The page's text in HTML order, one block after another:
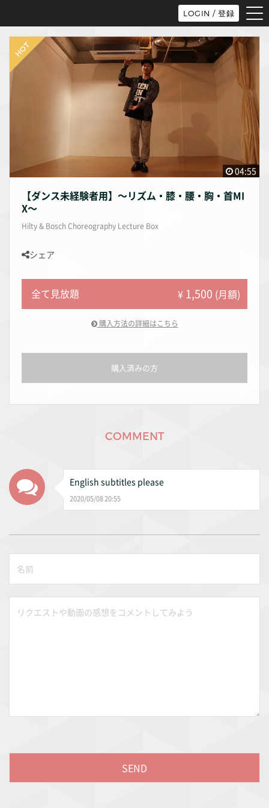
LOGIN / 登録
04:55
【ダンス未経験者用】〜リズム・膝・腰・胸・首MI
X〜
Hilty & Bosch Choreography Lecture Box
シェア
全て見放題 ¥ 1,500 (月額)
購入方法の詳細はこちら
購入済みの方
COMMENT
English subtitles please
2020/05/08 20:55